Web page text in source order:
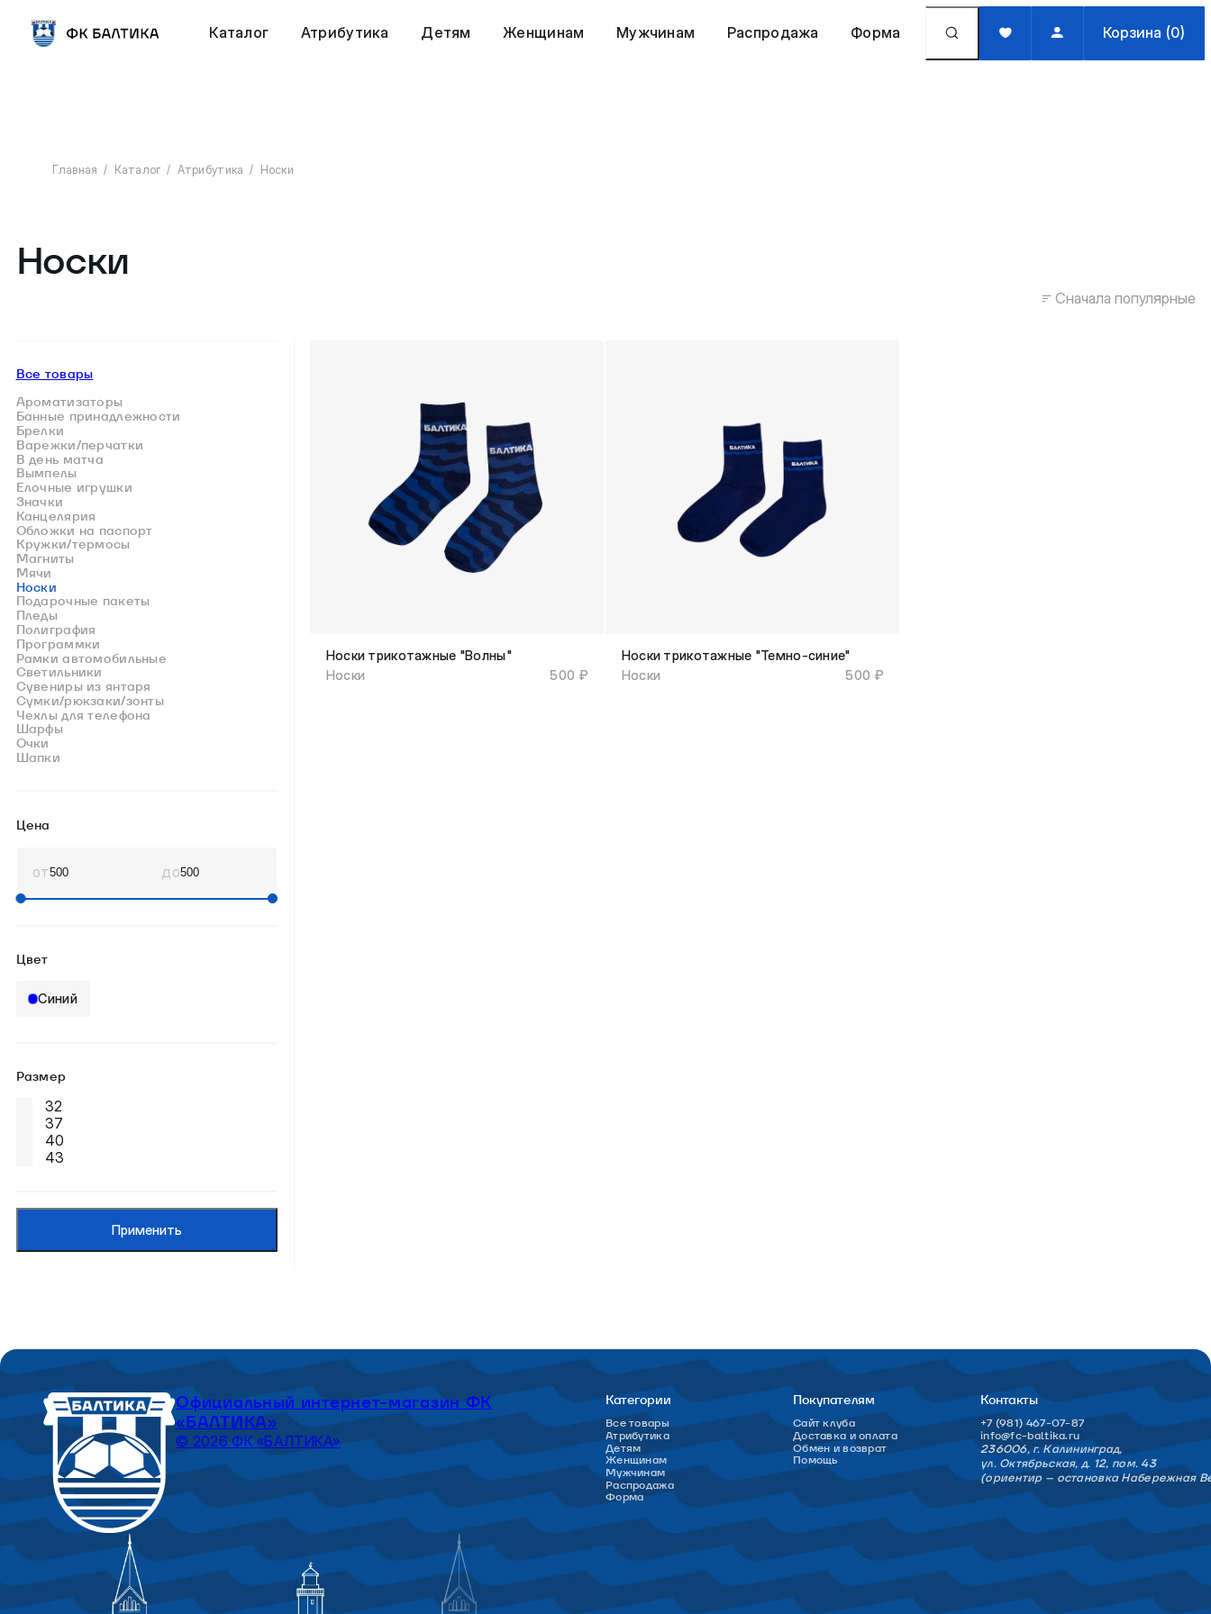
Каталог Атрибутика Детям Женщинам Мужчинам Распродажа Форма Корзина (0)
Главная Каталог Атрибутика Носки
Носки
Сначала популярные
Все товары
Ароматизаторы
Банные принадлежности
Брелки
Варежки/перчатки
В день матча
Вымпелы
Елочные игрушки
Значки
Канцелярия
Обложки на паспорт
Кружки/термосы
Магниты
Мячи
Носки
Подарочные пакеты
Пледы
Полиграфия
Программки
Рамки автомобильные
Светильники
Сувениры из янтаря
Сумки/рюкзаки/зонты
Чехлы для телефона
Шарфы
Очки
Шапки
Цена
от до
Цвет
Синий
Размер
32
37
40
43
Применить
Носки трикотажные "Волны"
Носки
500 ₽
Носки трикотажные "Темно-синие"
Носки
500 ₽
Официальный интернет-магазин ФК
«БАЛТИКА»
© 2026 ФК «БАЛТИКА»
Категории
Все товары
Атрибутика
Детям
Женщинам
Мужчинам
Распродажа
Форма
Покупателям
Сайт клуба
Доставка и оплата
Обмен и возврат
Помощь
Контакты
+7 (981) 467-07-87
info@fc-baltika.ru
236006, г. Калининград,
ул. Октябрьская, д. 12, пом. 43
(ориентир – остановка Набережная